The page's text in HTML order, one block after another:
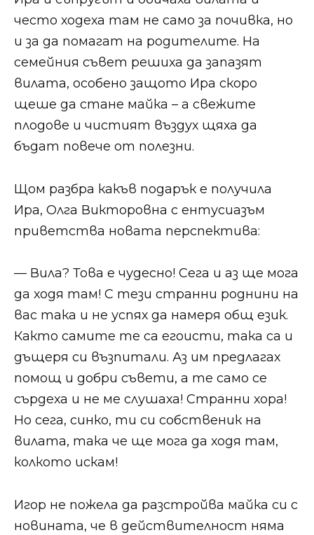
често ходеха там не само за почивка, но
и за да помагат на родителите. На
семейния съвет решиха да запазят
вилата, особено защото Ира скоро
щеше да стане майка – а свежите
плодове и чистият въздух щяха да
бъдат повече от полезни.
Щом разбра какъв подарък е получила
Ира, Олга Викторовна с ентусиазъм
приветства новата перспектива:
— Вила? Това е чудесно! Сега и аз ще мога
да ходя там! С тези странни роднини на
вас така и не успях да намеря общ език.
Както самите те са егоисти, така са и
дъщеря си възпитали. Аз им предлагах
помощ и добри съвети, а те само се
сърдеха и не ме слушаха! Странни хора!
Но сега, синко, ти си собственик на
вилата, така че ще мога да ходя там,
колкото искам!
Игор не пожела да разстройва майка си с
новината, че в действителност няма